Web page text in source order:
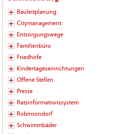
Bauleitplanung
Citymanagement
Entsorgungswege
Familienbüro
Friedhöfe
Kindertageseinrichtungen
Offene Stellen
Presse
Ratsinformationssystem
Robinsondorf
Schwimmbäder